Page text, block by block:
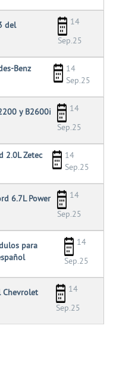
del
14
Sep.25
Benz
14
Sep.25
y B2600i
14
Sep.25
2.0L Zetec
14
Sep.25
6.7L Power
14
Sep.25
para
14
Sep.25
Chevrolet
14
Sep.25